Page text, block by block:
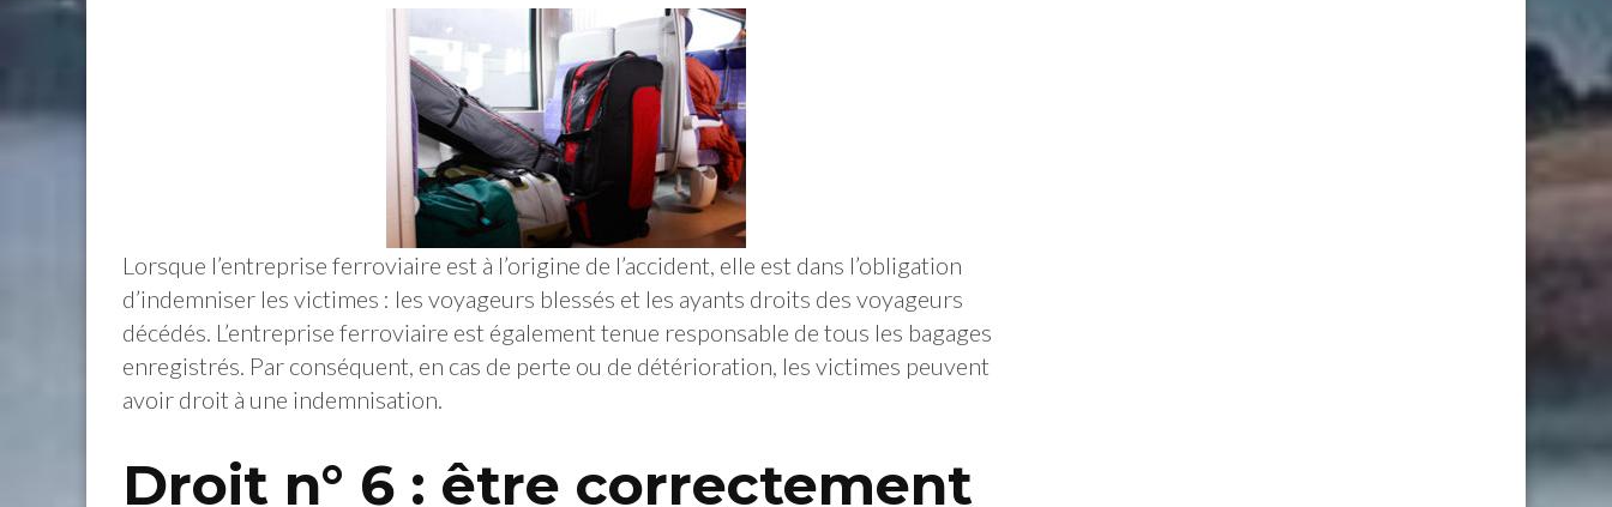
Lorsque l’entreprise ferroviaire est à l’origine de l’accident, elle est dans l’obligation
d’indemniser les victimes : les voyageurs blessés et les ayants droits des voyageurs
décédés. L’entreprise ferroviaire est également tenue responsable de tous les bagages
enregistrés. Par conséquent, en cas de perte ou de détérioration, les victimes peuvent
avoir droit à une indemnisation.
Droit n° 6 : être correctement